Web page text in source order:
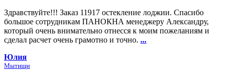
Здравствуйте!!! Заказ 11917 остекление лоджии. Спасибо
большое сотрудникам ПАНОКНА менеджеру Александру,
который очень внимательно отнесся к моим пожеланиям и
сделал расчет очень грамотно и точно. ...
Юлия
Мытищи